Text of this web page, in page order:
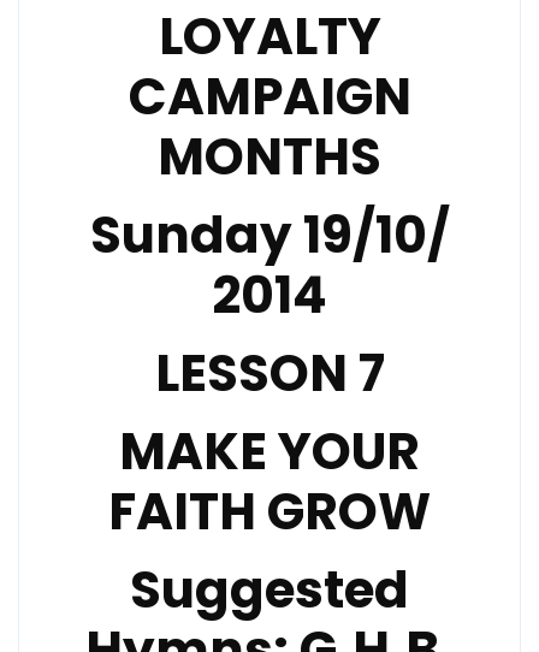
LOYALTY
CAMPAIGN
MONTHS
Sunday 19/10/
2014
LESSON 7
MAKE YOUR
FAITH GROW
Suggested